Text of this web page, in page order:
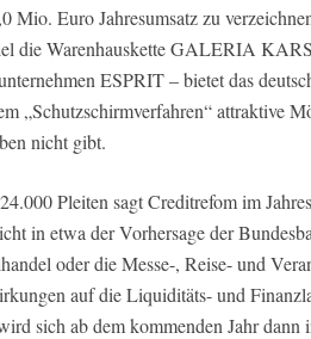
Mio. Euro Jahresumsatz zu
die Warenhauskette GALERIA
ESPRIT – bietet das
„Schutzschirmverfahren“ attraktive
nicht gibt.
Pleiten sagt Creditrefom im
in etwa der Vorhersage der
oder die Messe-, Reise- und
auf die Liquiditäts- und
sich ab dem kommenden Jahr